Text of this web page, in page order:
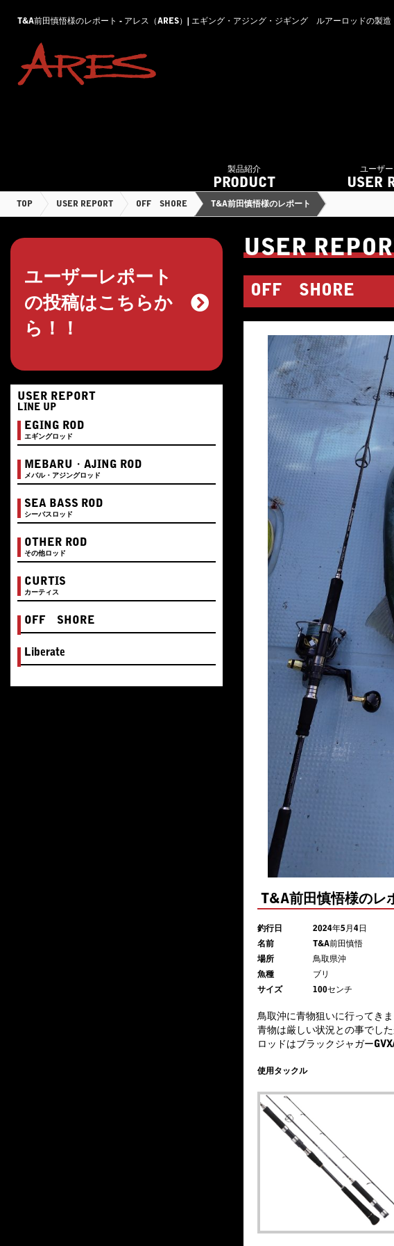
T&A前田慎悟様のレポート - アレス（ARES）| エギング・アジング・ジギング ルアーロッドの製造
製品紹介
PRODUCT
ユーザ
USER
TOP USER REPORT OFF SHORE T&A前田慎悟様のレポート
ユーザーレポート
の投稿はこちらか
ら！！
USER REPORT
LINE UP
EGING ROD
エギングロッド
MEBARU・AJING ROD
メバル・アジングロッド
SEA BASS ROD
シーバスロッド
OTHER ROD
その他ロッド
CURTIS
カーティス
OFF SHORE
Liberate
USER
OFF SHORE
T&A前田慎悟様のレ
釣行日
2024年5月4日
名前
T&A前田慎悟
場所
鳥取県沖
魚種
ブリ
サイズ
100センチ
鳥取沖に青物狙いに行ってき
青物は厳しい状況との事でし
ロッドはブラックジャガーGVX
使用タックル